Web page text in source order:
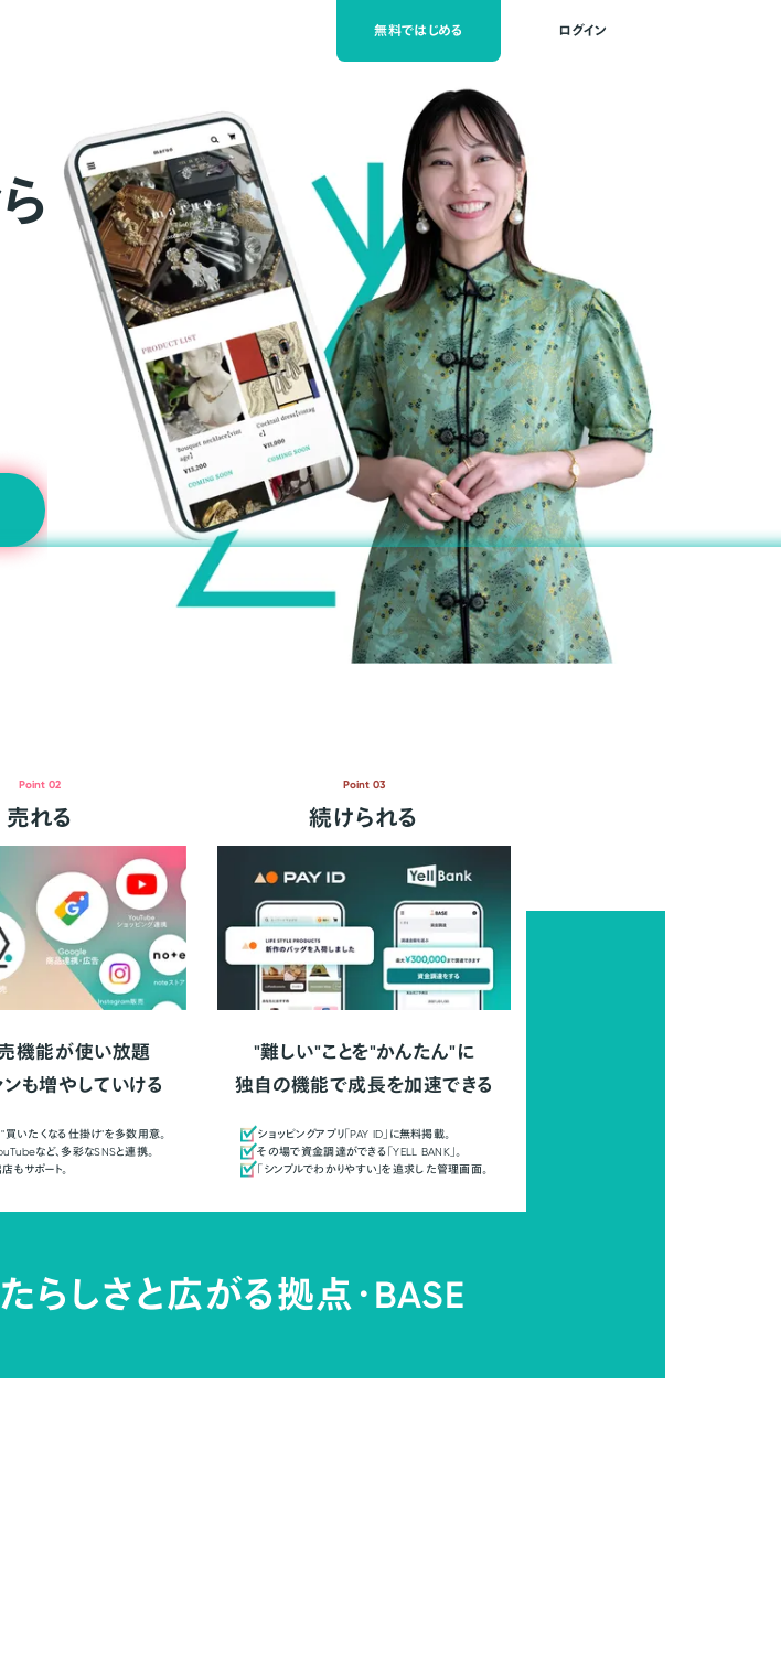
無料ではじめる ログイン
Point 02
売れる
機能が使い放題
も増やしていける
買いたくなる仕掛け"を多数用意。
など、多彩なSNSと連携。
もサポート。
Point 03
続けられる
"難しい"ことを"かんたん"に
独自の機能で成長を加速できる
ショッピングアプリ「PAY ID」に無料掲載。
その場で資金調達ができる「YELL BANK」。
「シンプルでわかりやすい」を追求した管理画面。
らしさと広がる拠点・BASE